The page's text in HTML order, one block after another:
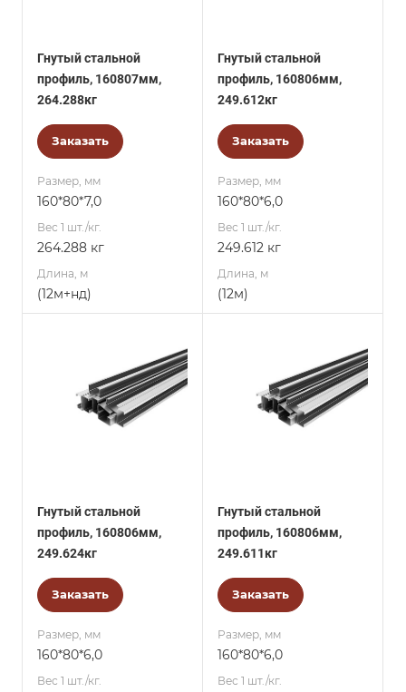
Гнутый стальной
профиль, 160807мм,
264.288кг
Заказать
Размер, мм
160*80*7,0
Вес 1 шт./кг.
264.288 кг
Длина, м
(12м+нд)
Гнутый стальной
профиль, 160806мм,
249.612кг
Заказать
Размер, мм
160*80*6,0
Вес 1 шт./кг.
249.612 кг
Длина, м
(12м)
Гнутый стальной
профиль, 160806мм,
249.624кг
Заказать
Размер, мм
160*80*6,0
Вес 1 шт./кг.
Гнутый стальной
профиль, 160806мм,
249.611кг
Заказать
Размер, мм
160*80*6,0
Вес 1 шт./кг.